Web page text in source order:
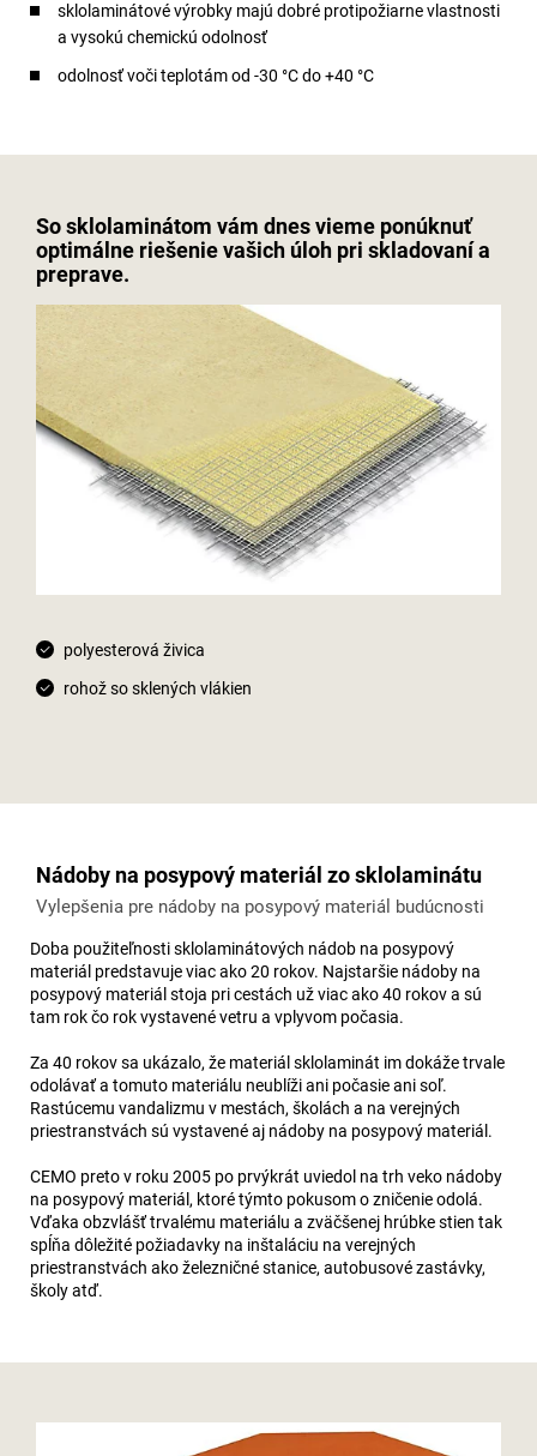
sklolaminátové výrobky majú dobré protipožiarne vlastnosti
a vysokú chemickú odolnosť
odolnosť voči teplotám od -30 °C do +40 °C
So sklolaminátom vám dnes vieme ponúknuť
optimálne riešenie vašich úloh pri skladovaní a
preprave.
polyesterová živica
rohož so sklených vlákien
Nádoby na posypový materiál zo sklolaminátu
Vylepšenia pre nádoby na posypový materiál budúcnosti
Doba použiteľnosti sklolaminátových nádob na posypový
materiál predstavuje viac ako 20 rokov. Najstaršie nádoby na
posypový materiál stoja pri cestách už viac ako 40 rokov a sú
tam rok čo rok vystavené vetru a vplyvom počasia.
Za 40 rokov sa ukázalo, že materiál sklolaminát im dokáže trvale
odolávať a tomuto materiálu neublíži ani počasie ani soľ.
Rastúcemu vandalizmu v mestách, školách a na verejných
priestranstvách sú vystavené aj nádoby na posypový materiál.
CEMO preto v roku 2005 po prvýkrát uviedol na trh veko nádoby
na posypový materiál, ktoré týmto pokusom o zničenie odolá.
Vďaka obzvlášť trvalému materiálu a zväčšenej hrúbke stien tak
spĺňa dôležité požiadavky na inštaláciu na verejných
priestranstvách ako železničné stanice, autobusové zastávky,
školy atď.